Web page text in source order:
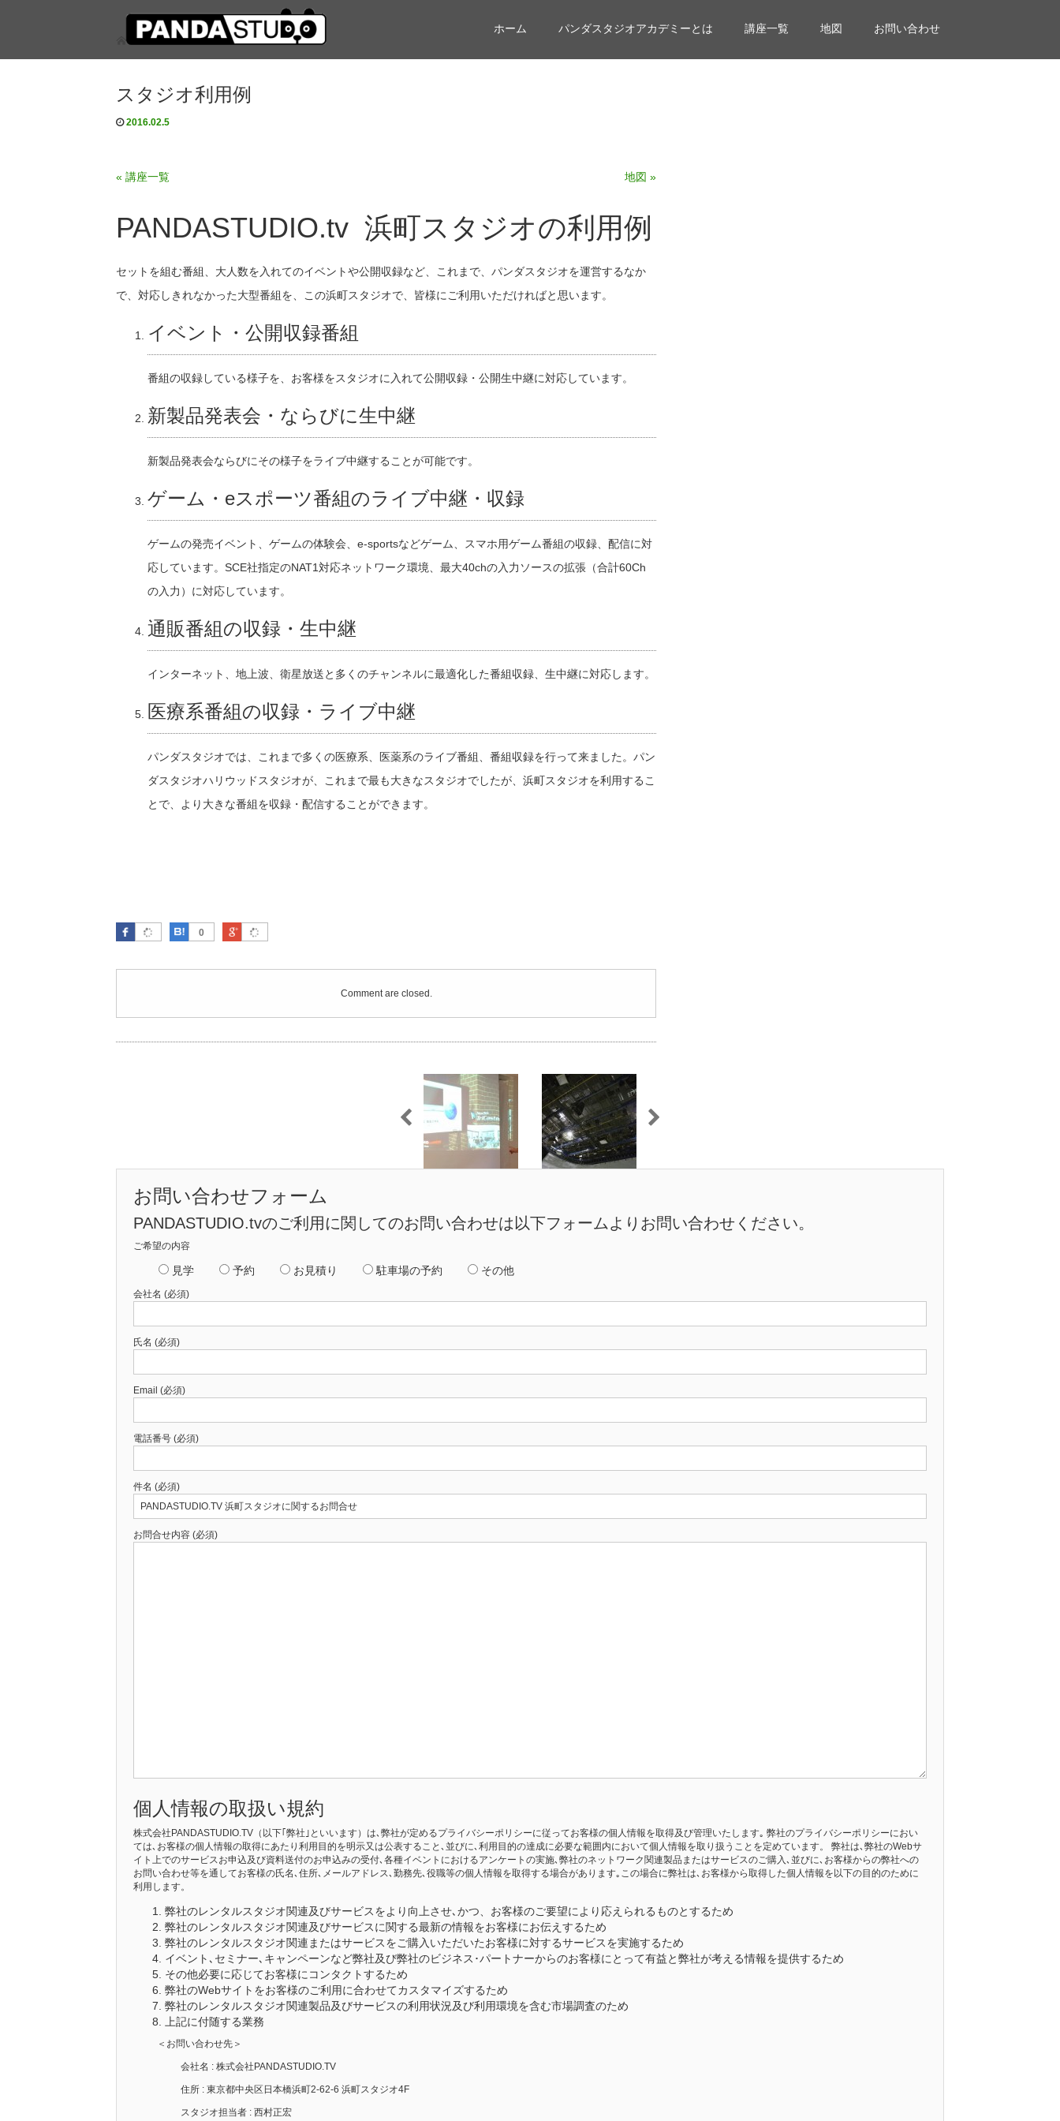
ホーム パンダスタジオアカデミーとは 講座一覧 地図 お問い合わせ
スタジオ利用例
スタジオ利用例
2016.02.5
« 講座一覧 地図 »
PANDASTUDIO.tv 浜町スタジオの利用例
セットを組む番組、大人数を入れてのイベントや公開収録など、これまで、パンダスタジオを運営するなか
で、対応しきれなかった大型番組を、この浜町スタジオで、皆様にご利用いただければと思います。
イベント・公開収録番組
番組の収録している様子を、お客様をスタジオに入れて公開収録・公開生中継に対応しています。
新製品発表会・ならびに生中継
新製品発表会ならびにその様子をライブ中継することが可能です。
ゲーム・eスポーツ番組のライブ中継・収録
ゲームの発売イベント、ゲームの体験会、e-sportsなどゲーム、スマホ用ゲーム番組の収録、配信に対
応しています。SCE社指定のNAT1対応ネットワーク環境、最大40chの入力ソースの拡張（合計60Ch
の入力）に対応しています。
通販番組の収録・生中継
インターネット、地上波、衛星放送と多くのチャンネルに最適化した番組収録、生中継に対応します。
医療系番組の収録・ライブ中継
パンダスタジオでは、これまで多くの医療系、医薬系のライブ番組、番組収録を行って来ました。パン
ダスタジオハリウッドスタジオが、これまで最も大きなスタジオでしたが、浜町スタジオを利用するこ
とで、より大きな番組を収録・配信することができます。
Facebook 0
はてなブックマーク
Google Plus
Comment are closed.
お問い合わせフォーム
PANDASTUDIO.tvのご利用に関してのお問い合わせは以下フォームよりお問い合わせください。
ご希望の内容
見学 予約 お見積り 駐車場の予約 その他
会社名 (必須)
氏名 (必須)
Email (必須)
電話番号 (必須)
件名 (必須)
お問合せ内容 (必須)
個人情報の取扱い規約
株式会社PANDASTUDIO.TV（以下｢弊社｣といいます）は､弊社が定めるプライバシーポリシーに従ってお客様の個人情報を取得及び管理いたします｡ 弊社のプライバシーポリシーにおい
ては､お客様の個人情報の取得にあたり利用目的を明示又は公表すること､並びに､利用目的の達成に必要な範囲内において個人情報を取り扱うことを定めています。 弊社は､弊社のWebサ
イト上でのサービスお申込及び資料送付のお申込みの受付､各種イベントにおけるアンケートの実施､弊社のネットワーク関連製品またはサービスのご購入､並びに､お客様からの弊社への
お問い合わせ等を通してお客様の氏名､住所､メールアドレス､勤務先､役職等の個人情報を取得する場合があります｡この場合に弊社は､お客様から取得した個人情報を以下の目的のために
利用します。
弊社のレンタルスタジオ関連及びサービスをより向上させ､かつ、お客様のご要望により応えられるものとするため
弊社のレンタルスタジオ関連及びサービスに関する最新の情報をお客様にお伝えするため
弊社のレンタルスタジオ関連またはサービスをご購入いただいたお客様に対するサービスを実施するため
イベント､セミナー､キャンペーンなど弊社及び弊社のビジネス･パートナーからのお客様にとって有益と弊社が考える情報を提供するため
その他必要に応じてお客様にコンタクトするため
弊社のWebサイトをお客様のご利用に合わせてカスタマイズするため
弊社のレンタルスタジオ関連製品及びサービスの利用状況及び利用環境を含む市場調査のため
上記に付随する業務
＜お問い合わせ先＞
会社名 : 株式会社PANDASTUDIO.TV
住所 : 東京都中央区日本橋浜町2-62-6 浜町スタジオ4F
スタジオ担当者 : 西村正宏